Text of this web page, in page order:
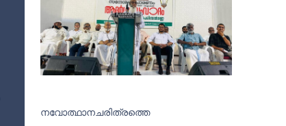
നവോത്ഥാനചരിത്രത്തെ